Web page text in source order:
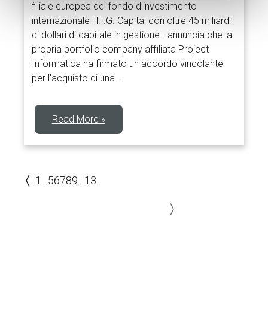
filiale europea del fondo d’investimento
internazionale H.I.G. Capital con oltre 45 miliardi
di dollari di capitale in gestione - annuncia che la
propria portfolio company affiliata Project
Informatica ha firmato un accordo vincolante
per l'acquisto di una ...
Read More »
1 …56789…13